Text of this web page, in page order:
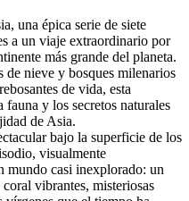
una épica serie de siete
a un viaje extraordinario por
más grande del planeta.
de nieve y bosques milenarios
de vida, esta
y los secretos naturales
de Asia.
bajo la superficie de los
visualmente
mundo casi inexplorado: un
vibrantes, misteriosas